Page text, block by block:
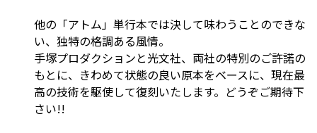
他の「アトム」単行本では決して味わうことのできな
い、独特の格調ある風情。
手塚プロダクションと光文社、両社の特別のご許諾の
もとに、きわめて状態の良い原本をベースに、現在最
高の技術を駆使して復刻いたします。どうぞご期待下
さい!!